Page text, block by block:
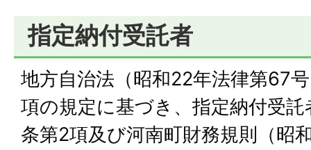
指定納付受託者
地方自治法（昭和22年法律第67
項の規定に基づき、指定納付受
条第2項及び河南町財務規則（昭